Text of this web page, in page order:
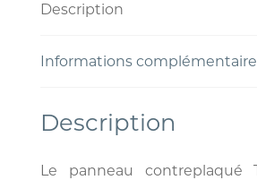
Description
Informations
Description
Le panneau contreplaqué